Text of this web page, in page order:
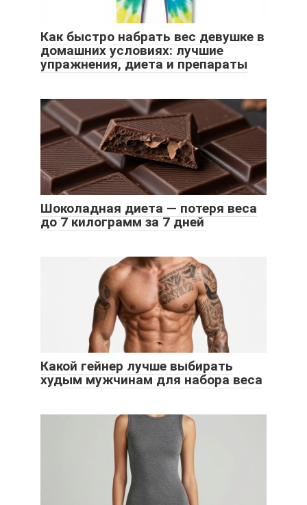
Как быстро набрать вес девушке в
домашних условиях: лучшие
упражнения, диета и препараты
Шоколадная диета — потеря веса
до 7 килограмм за 7 дней
Какой гейнер лучше выбирать
худым мужчинам для набора веса